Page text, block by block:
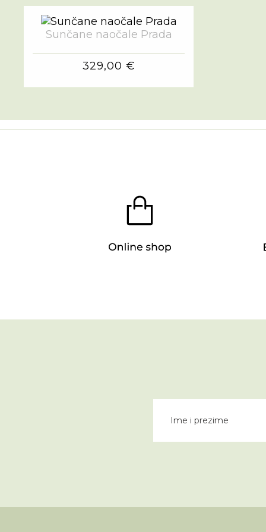
Sunčane naočale Prada
329,00 €